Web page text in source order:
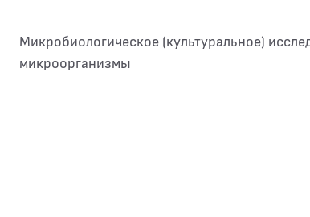
Микробиологическое (культуральное)
микроорганизмы